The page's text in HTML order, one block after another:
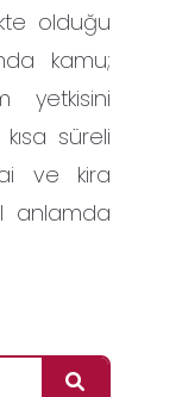
olduğu
kamu;
süreli
ve kira
anlamda